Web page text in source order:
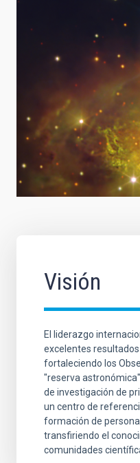
Visión
El liderazgo
excelentes
fortaleciendo los
"reserva
de investigación de
un centro de
formación de
transfiriendo el
comunidades